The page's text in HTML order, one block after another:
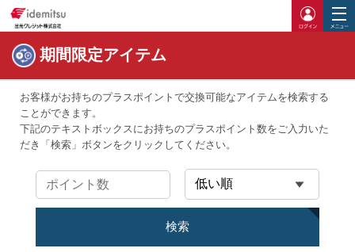
ログイ
期間限定アイテム
お客様がお持ちのプラスポイントで交換可能なアイテムを検索する
ことができます。
下記のテキストボックスにお持ちのプラスポイント数をご入力いた
だき「検索」ボタンをクリックしてください。
検索